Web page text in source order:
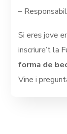
–
Si eres jove
inscriure’t la
forma de
Vine i